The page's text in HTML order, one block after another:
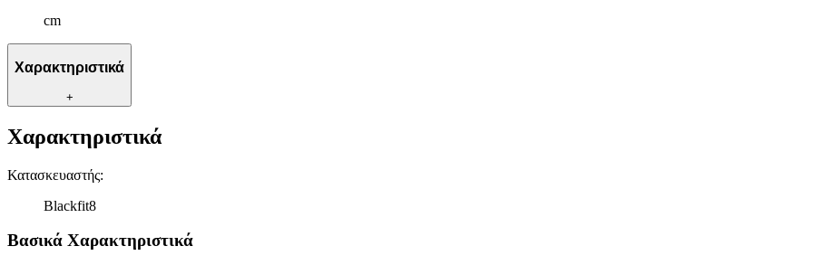
cm
Χαρακτηριστικά
+
Χαρακτηριστικά
Κατασκευαστής:
Blackfit8
Βασικά Χαρακτηριστικά